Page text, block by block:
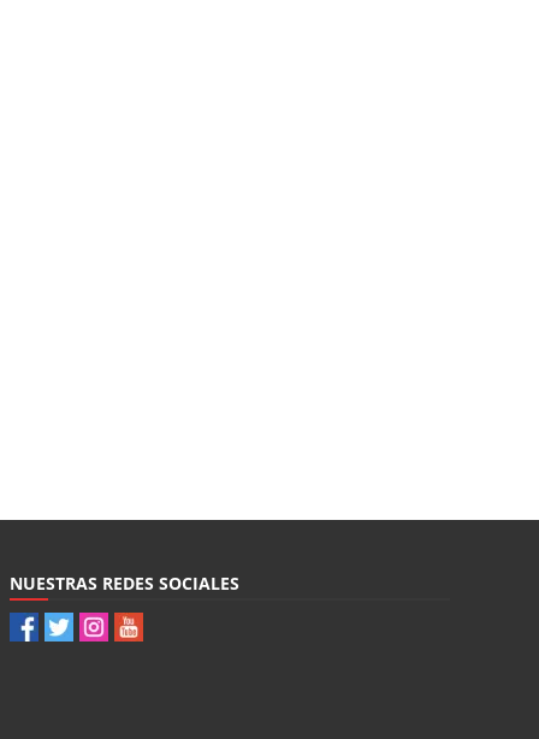
NUESTRAS REDES SOCIALES